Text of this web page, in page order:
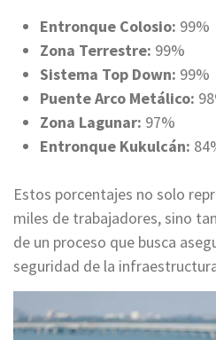
Entronque Colosio: 99%
Zona Terrestre: 99%
Sistema Top Down: 99%
Puente Arco Metálico:
Zona Lagunar: 97%
Entronque Kukulcán:
Estos porcentajes no solo
miles de trabajadores, sino
de un proceso que busca
seguridad de la